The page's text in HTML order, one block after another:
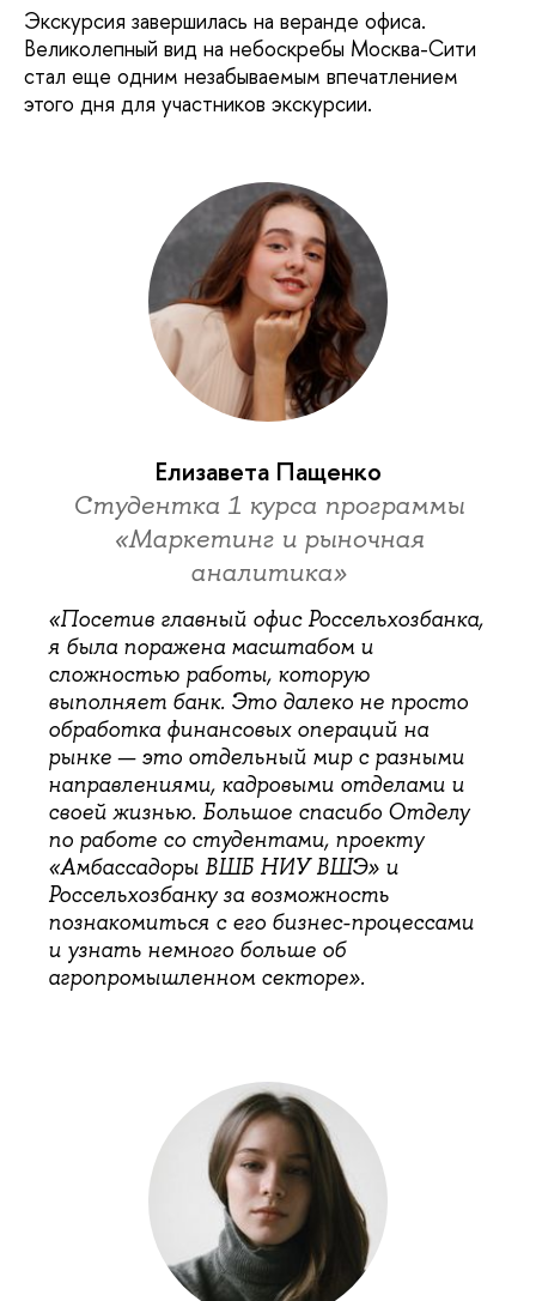
Экскурсия завершилась на веранде офиса.
Великолепный вид на небоскребы Москва-Сити
стал еще одним незабываемым впечатлением
этого дня для участников экскурсии.
Елизавета Пащенко
Cтудентка 1 курса программы
«Маркетинг и рыночная
аналитика»
«Посетив главный офис Россельхозбанка,
я была поражена масштабом и
сложностью работы, которую
выполняет банк. Это далеко не просто
обработка финансовых операций на
рынке — это отдельный мир с разными
направлениями, кадровыми отделами и
своей жизнью. Большое спасибо Отделу
по работе со студентами, проекту
«Амбассадоры ВШБ НИУ ВШЭ» и
Россельхозбанку за возможность
познакомиться с его бизнес-процессами
и узнать немного больше об
агропромышленном секторе».